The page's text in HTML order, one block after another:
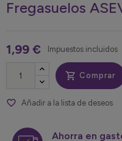
Fregasuelos
1,99 € Impuestos incluidos
 Comprar
favorite_border Añadir a la lista de deseos
Ahorra en